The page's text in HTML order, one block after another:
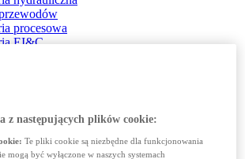
procesowa
EI&C
EPLAN
z następujących plików cookie:
Te pliki cookie są niezbędne dla funkcjonowania
mogą być wyłączone w naszych systemach